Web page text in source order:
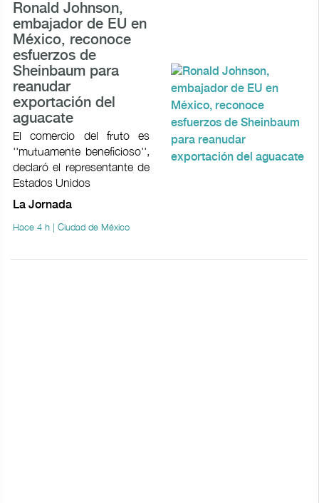
Ronald Johnson,
embajador de EU en
México, reconoce
esfuerzos de
Sheinbaum para
reanudar
exportación del
aguacate
El comercio del fruto es
''mutuamente beneficioso'',
declaró el representante de
Estados Unidos
La Jornada
Hace 4 h | Ciudad de México